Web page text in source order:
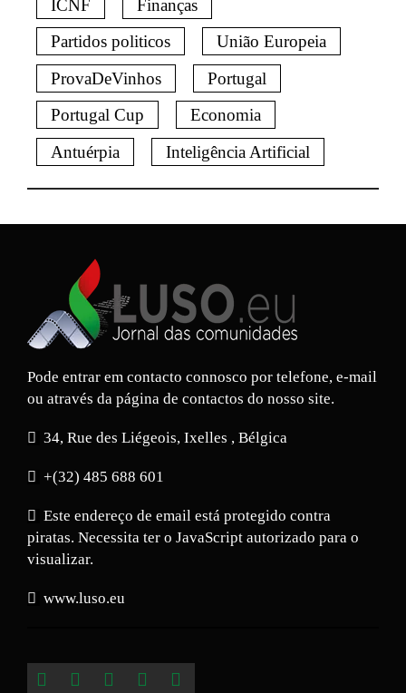
ICNF
Finanças
Partidos politicos
União Europeia
ProvaDeVinhos
Portugal
Portugal Cup
Economia
Antuérpia
Inteligência Artificial
Pode entrar em contacto connosco por telefone, e-mail
ou através da página de contactos do nosso site.
34, Rue des Liégeois, Ixelles , Bélgica
+(32) 485 688 601
Este endereço de email está protegido contra
piratas. Necessita ter o JavaScript autorizado para o
visualizar.
www.luso.eu